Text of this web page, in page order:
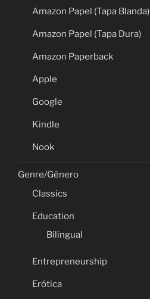
Amazon Papel (Tapa Blanda)
Amazon Papel (Tapa Dura)
Amazon Paperback
Apple
Google
Kindle
Nook
Genre/Género
Classics
Education
Bilingual
Entrepreneurship
Erótica